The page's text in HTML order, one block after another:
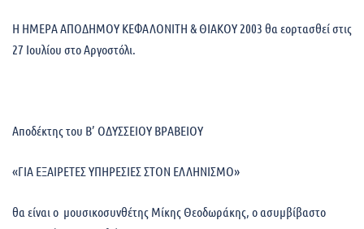
Η ΗΜΕΡΑ ΑΠΟΔΗΜΟΥ ΚΕΦΑΛΟΝΙΤΗ & ΘΙΑΚΟΥ 2003 θα εορτασθεί στις
27 Ιουλίου στο Αργοστόλι.
Αποδέκτης του Β’ ΟΔΥΣΣΕΙΟΥ ΒΡΑΒΕΙΟΥ
«ΓΙΑ ΕΞΑΙΡΕΤΕΣ ΥΠΗΡΕΣΙΕΣ ΣΤΟΝ ΕΛΛΗΝΙΣΜΟ»
θα είναι ο μουσικοσυνθέτης Μίκης Θεοδωράκης, ο ασυμβίβαστο